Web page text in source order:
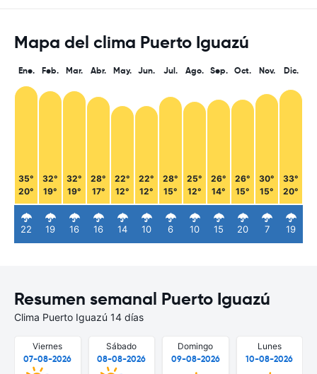
Mapa del clima Puerto Iguazú
Ene.
35°
20°
22
Feb.
32°
19°
19
Mar.
32°
19°
16
Abr.
28°
17°
16
May.
22°
12°
14
Jun.
22°
12°
10
Jul.
28°
15°
6
Ago.
25°
12°
10
Sep.
26°
14°
15
Oct.
26°
15°
20
Nov.
30°
15°
7
Dic.
33°
20°
19
Resumen semanal Puerto Iguazú
Clima Puerto Iguazú 14 días
Viernes
07-08-2026
Sábado
08-08-2026
Domingo
09-08-2026
Lunes
10-08-2026